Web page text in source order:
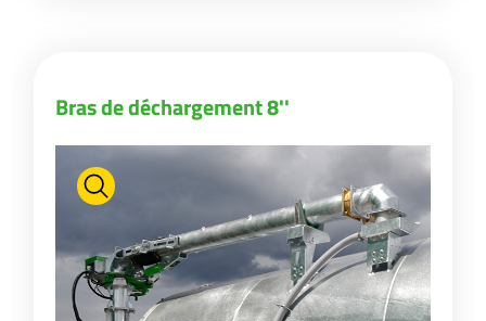
Eesti keel
Slovenija
Lietuvių kalba
Bras de déchargement 8''